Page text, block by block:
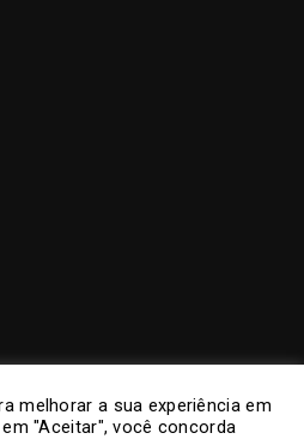
melhorar a sua experiência em
"Aceitar", você concorda